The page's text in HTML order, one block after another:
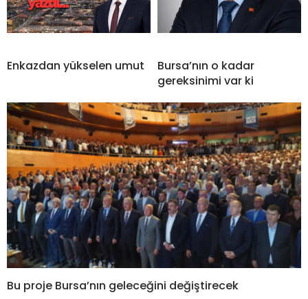
Enkazdan yükselen umut
Bursa’nın o kadar
gereksinimi var ki
Bu proje Bursa’nın geleceğini değiştirecek